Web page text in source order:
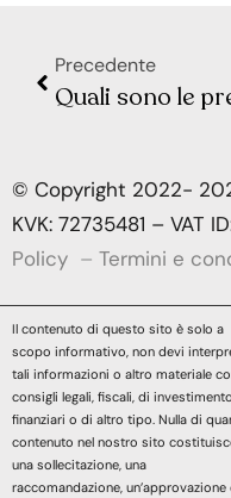
Precedente
© Copyright 2022-
KVK: 72735481 – VAT
Policy – Termini e
Il contenuto di questo sito è solo a
scopo informativo, non devi
tali informazioni o altro materiale
consigli legali, fiscali, di
finanziari o di altro tipo. Nulla di
contenuto nel nostro sito
una sollecitazione, una
raccomandazione, un’approvazione